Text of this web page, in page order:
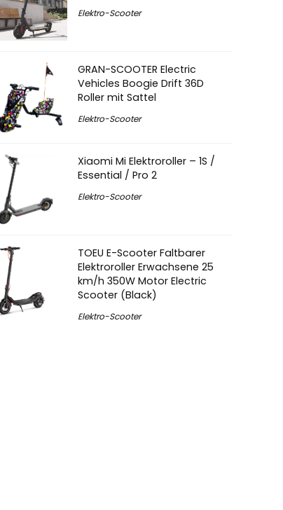
Elektro-Scooter
GRAN-SCOOTER Electric
Vehicles Boogie Drift 36D
Roller mit Sattel
Elektro-Scooter
Xiaomi Mi Elektroroller – 1S /
Essential / Pro 2
Elektro-Scooter
TOEU E-Scooter Faltbarer
Elektroroller Erwachsene 25
km/h 350W Motor Electric
Scooter (Black)
Elektro-Scooter